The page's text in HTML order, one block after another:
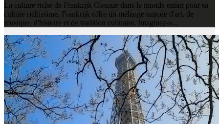
La culture riche de Frankrijk Connue dans le monde entier pour sa
culture richissime, Frankrijk offre un mélange unique d'art, de
musique, d'histoire et de tradition culinaire. Imaginez-v...